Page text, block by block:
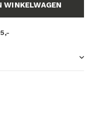
WINKELWAGEN